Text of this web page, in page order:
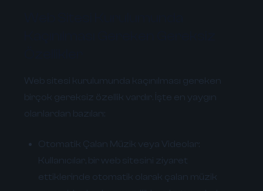
Web sitesi kurulumunda kaçınılması gereken
birçok gereksiz özellik vardır. İşte en yaygın
olanlardan bazıları:
Otomatik Çalan Müzik veya Videolar:
Kullanıcılar, bir web sitesini ziyaret
ettiklerinde otomatik olarak çalan müzik